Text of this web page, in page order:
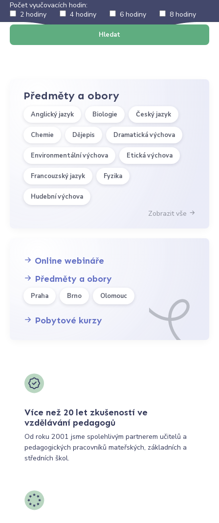
Počet vyučovacích hodin:
2 hodiny
4 hodiny 6 hodiny 8 hodiny
Hledat
Předměty a obory
Anglický jazyk Biologie Český jazyk
Chemie Dějepis Dramatická výchova
Environmentální výchova Etická výchova
Francouzský jazyk Fyzika
Hudební výchova
Zobrazit vše
Online webináře
Předměty a obory
Praha Brno Olomouc
Pobytové kurzy
Více než 20 let zkušeností ve
vzdělávání pedagogů
Od roku 2001 jsme spolehlivým partnerem učitelů a
pedagogických pracovníků mateřských, základních a
středních škol.